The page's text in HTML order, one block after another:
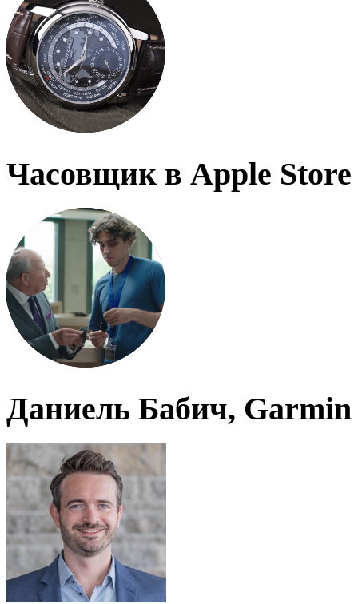
Часовщик в Apple Store
Даниель Бабич, Garmin